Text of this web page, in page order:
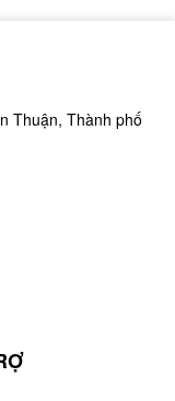
Thuận, Thành phố